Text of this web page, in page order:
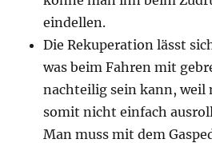
eindellen.
Die Rekuperation lässt
was beim Fahren mit
nachteilig sein kann, weil
somit nicht einfach
Man muss mit dem